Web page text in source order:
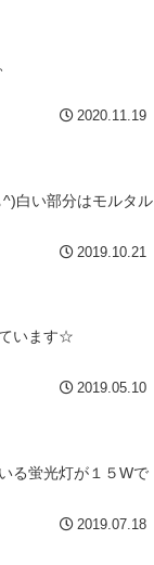
2020.11.19
白い部分はモルタル
2019.10.21
います☆
2019.05.10
る蛍光灯が１５Wで
2019.07.18